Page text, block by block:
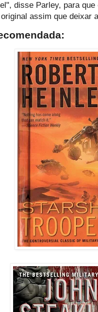
disse Parley, para
assim que deixar